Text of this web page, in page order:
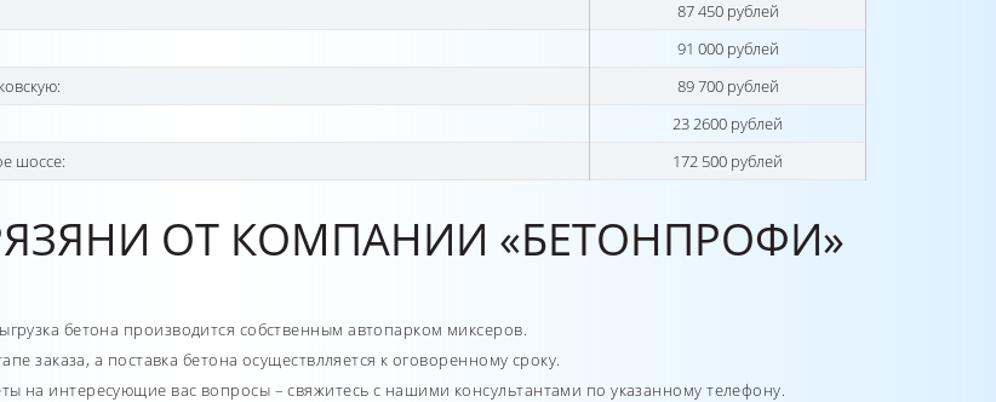
87 450 рублей
91 000 рублей
89 700 рублей
23 2600 рублей
шоссе:
172 500 рублей
ОТ КОМПАНИИ «БЕТОНПРОФИ»
бетона производится собственным автопарком миксеров.
заказа, а поставка бетона осуществлляется к оговоренному сроку.
на интересующие вас вопросы – свяжитесь с нашими консультантами по указанному телефону.